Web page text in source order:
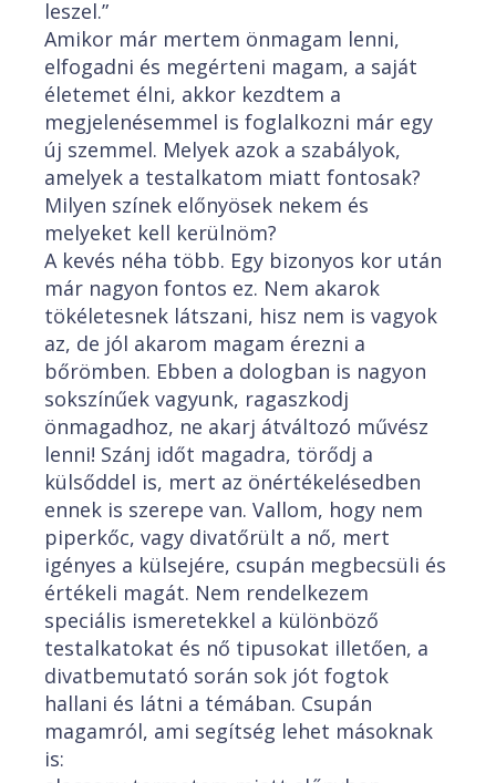
leszel.”
Amikor már mertem önmagam lenni,
elfogadni és megérteni magam, a saját
életemet élni, akkor kezdtem a
megjelenésemmel is foglalkozni már egy
új szemmel. Melyek azok a szabályok,
amelyek a testalkatom miatt fontosak?
Milyen színek előnyösek nekem és
melyeket kell kerülnöm?
A kevés néha több. Egy bizonyos kor után
már nagyon fontos ez. Nem akarok
tökéletesnek látszani, hisz nem is vagyok
az, de jól akarom magam érezni a
bőrömben. Ebben a dologban is nagyon
sokszínűek vagyunk, ragaszkodj
önmagadhoz, ne akarj átváltozó művész
lenni! Szánj időt magadra, törődj a
külsőddel is, mert az önértékelésedben
ennek is szerepe van. Vallom, hogy nem
piperkőc, vagy divatőrült a nő, mert
igényes a külsejére, csupán megbecsüli és
értékeli magát. Nem rendelkezem
speciális ismeretekkel a különböző
testalkatokat és nő tipusokat illetően, a
divatbemutató során sok jót fogtok
hallani és látni a témában. Csupán
magamról, ami segítség lehet másoknak
is: